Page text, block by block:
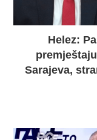
Helez:
Sarajeva,